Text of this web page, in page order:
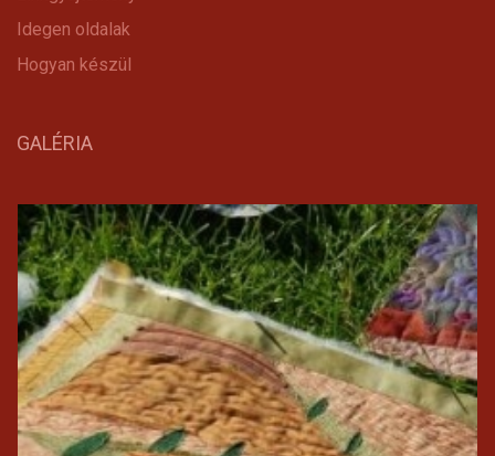
Idegen oldalak
Hogyan készül
GALÉRIA